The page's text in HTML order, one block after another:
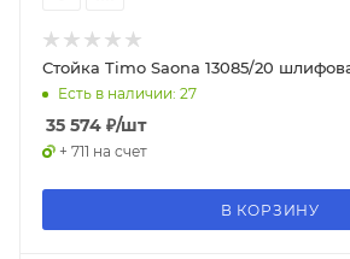
Стойка Timo Saona 13085/20
Есть в наличии: 27
35 574 ₽/шт
+ 711 на счет
В КОРЗИНУ